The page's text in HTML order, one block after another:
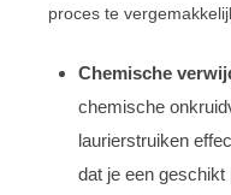
proces te
Chemische
chemische
laurierstruiken
dat je een